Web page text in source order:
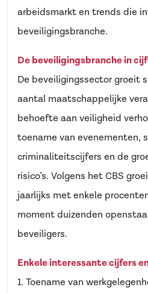
arbeidsmarkt en trends die
beveiligingsbranche.
De beveiligingsbranche in
De beveiligingssector groeit
aantal maatschappelijke
behoefte aan veiligheid
toename van evenementen,
criminaliteitscijfers en de
risico’s. Volgens het CBS
jaarlijks met enkele
moment duizenden
beveiligers.
Enkele interessante cijfers
1. Toename van